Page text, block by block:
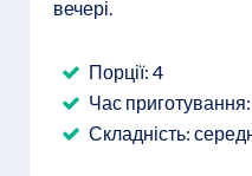
вечері.
Порції: 4
Час
Складність: